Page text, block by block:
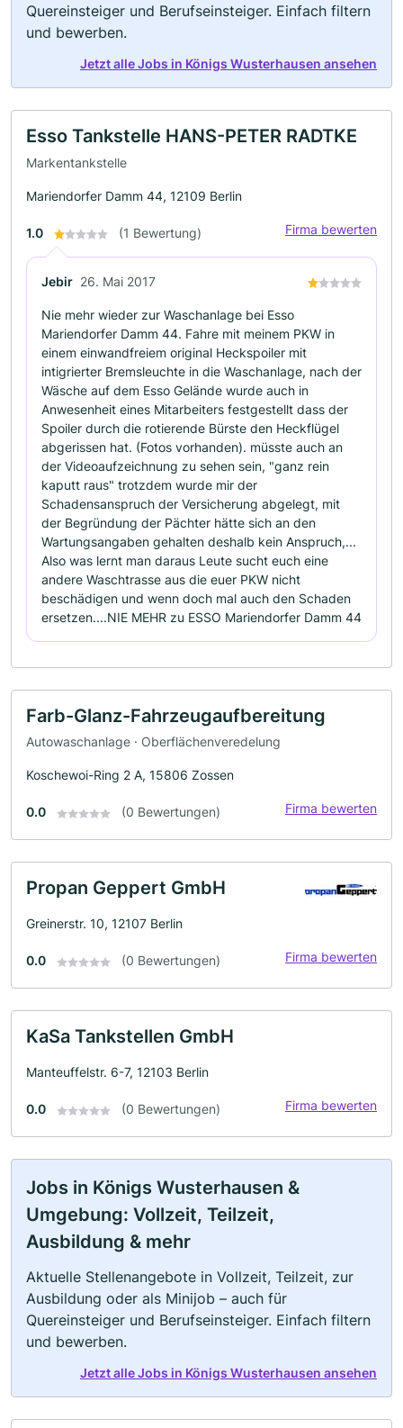
Quereinsteiger und Berufseinsteiger. Einfach filtern
und bewerben.
Jetzt alle Jobs in Königs Wusterhausen ansehen
Esso Tankstelle HANS-PETER RADTKE
Markentankstelle
Mariendorfer Damm 44, 12109 Berlin
1.0 (1 Bewertung) Firma bewerten
Jebir 26. Mai 2017
Nie mehr wieder zur Waschanlage bei Esso
Mariendorfer Damm 44. Fahre mit meinem PKW in
einem einwandfreiem original Heckspoiler mit
intigrierter Bremsleuchte in die Waschanlage, nach der
Wäsche auf dem Esso Gelände wurde auch in
Anwesenheit eines Mitarbeiters festgestellt dass der
Spoiler durch die rotierende Bürste den Heckflügel
abgerissen hat. (Fotos vorhanden). müsste auch an
der Videoaufzeichnung zu sehen sein, "ganz rein
kaputt raus" trotzdem wurde mir der
Schadensanspruch der Versicherung abgelegt, mit
der Begründung der Pächter hätte sich an den
Wartungsangaben gehalten deshalb kein Anspruch,...
Also was lernt man daraus Leute sucht euch eine
andere Waschtrasse aus die euer PKW nicht
beschädigen und wenn doch mal auch den Schaden
ersetzen....NIE MEHR zu ESSO Mariendorfer Damm 44
Farb-Glanz-Fahrzeugaufbereitung
Autowaschanlage · Oberflächenveredelung
Koschewoi-Ring 2 A, 15806 Zossen
0.0 (0 Bewertungen) Firma bewerten
Propan Geppert GmbH
Greinerstr. 10, 12107 Berlin
0.0 (0 Bewertungen) Firma bewerten
KaSa Tankstellen GmbH
Manteuffelstr. 6-7, 12103 Berlin
0.0 (0 Bewertungen) Firma bewerten
Jobs in Königs Wusterhausen &
Umgebung: Vollzeit, Teilzeit,
Ausbildung & mehr
Aktuelle Stellenangebote in Vollzeit, Teilzeit, zur
Ausbildung oder als Minijob – auch für
Quereinsteiger und Berufseinsteiger. Einfach filtern
und bewerben.
Jetzt alle Jobs in Königs Wusterhausen ansehen